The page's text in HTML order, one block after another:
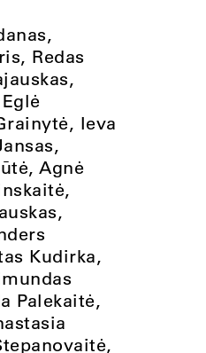
Redas
Ieva
Agnė
Kudirka,
Palekaitė,